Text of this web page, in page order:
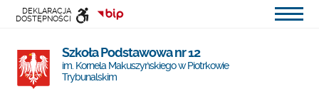
DEKLARACJA
DOSTĘPNOŚCI
PUBLICZNEJ
Szkoła Podstawowa nr 12
im. Kornela Makuszyńskiego w Piotrkowie
Trybunalskim